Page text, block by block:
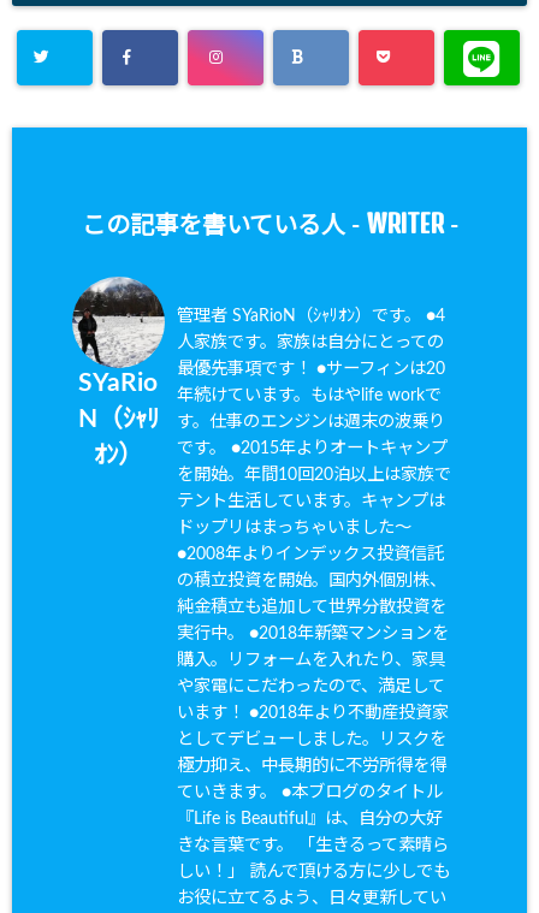
この記事を書いている人 - WRITER-
SYaRio
N（ｼｬﾘ
ｵﾝ）
管理者 SYaRioN（ｼｬﾘｵﾝ）です。 ●4
人家族です。家族は自分にとっての
最優先事項です！ ●サーフィンは20
年続けています。もはやlife workで
す。仕事のエンジンは週末の波乗り
です。 ●2015年よりオートキャンプ
を開始。年間10回20泊以上は家族で
テント生活しています。キャンプは
ドップリはまっちゃいました〜
●2008年よりインデックス投資信託
の積立投資を開始。国内外個別株、
純金積立も追加して世界分散投資を
実行中。 ●2018年新築マンションを
購入。リフォームを入れたり、家具
や家電にこだわったので、満足して
います！ ●2018年より不動産投資家
としてデビューしました。リスクを
極力抑え、中長期的に不労所得を得
ていきます。 ●本ブログのタイトル
『Life is Beautiful』は、自分の大好
きな言葉です。 「生きるって素晴ら
しい！」 読んで頂ける方に少しでも
お役に立てるよう、日々更新してい